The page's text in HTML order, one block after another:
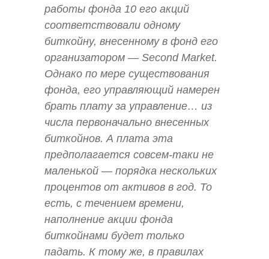
работы фонда 10 его акций
соответствовали одному
биткойну, внесенному в фонд его
организатором — Second Market.
Однако по мере существования
фонда, его управляющий намерен
брать плату за управление… из
числа первоначально внесенных
биткойнов. А плата эта
предполагается совсем-таки не
маленькой — порядка нескольких
процентов от активов в год. То
есть, с течением времени,
наполнение акции фонда
биткойнами будет только
падать. К тому же, в правилах